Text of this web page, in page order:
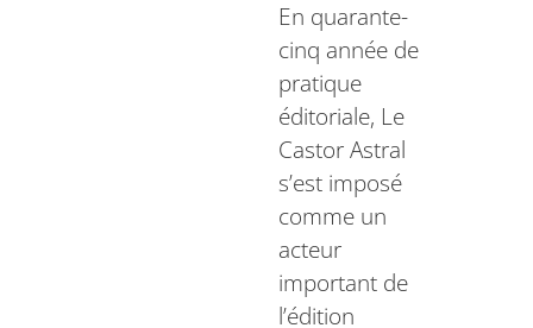
En quarante-
cinq année de
pratique
éditoriale, Le
Castor Astral
s’est imposé
comme un
acteur
important de
l’édition